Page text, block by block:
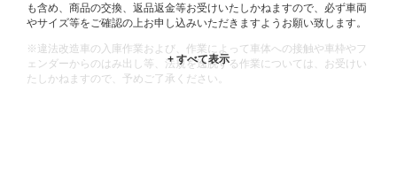
も含め、商品の交換、返品返金等お受けいたしかねますので、必ず車両
やサイズ等をご確認の上お申し込みいただきますようお願い致します。
※違法改造車の入庫作業および、作業によって車体への接触や車枠やフ
ェンダーからのはみ出し等、法規を逸脱する作業については、お受けい
たしかねますので、予めご了承ください。